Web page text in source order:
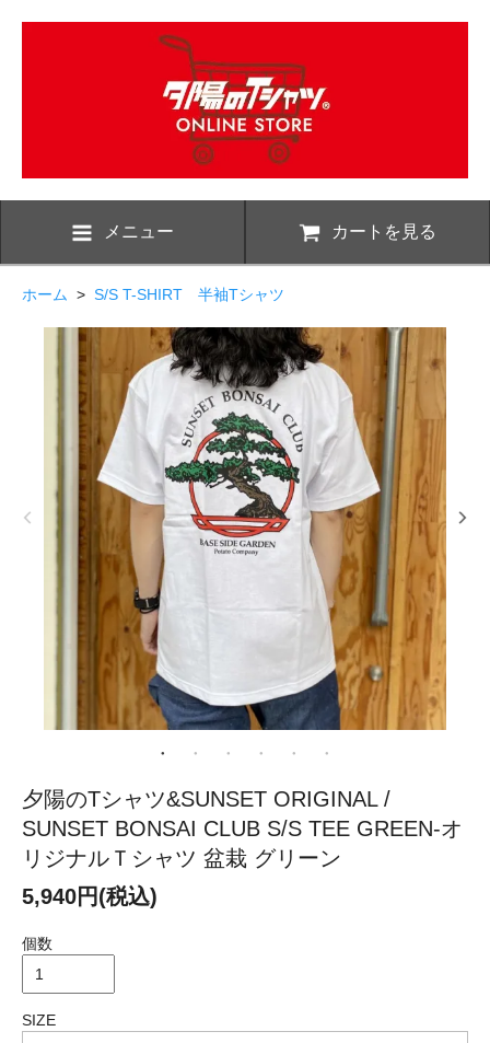
メニュー カートを見る
ホーム > S/S T-SHIRT 半袖Tシャツ
夕陽のTシャツ&SUNSET ORIGINAL /
SUNSET BONSAI CLUB S/S TEE GREEN-オ
リジナルＴシャツ 盆栽 グリーン
5,940円(税込)
個数
SIZE